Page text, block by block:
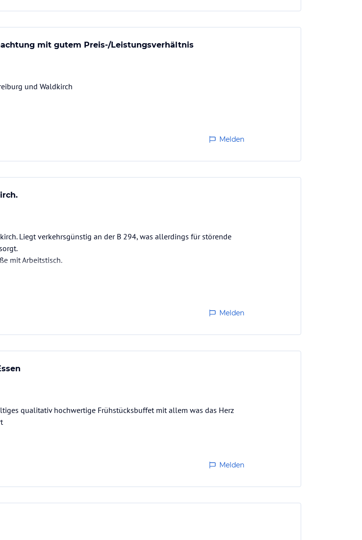
mit gutem Preis-/Leistungsverhältnis
und Waldkirch
Melden
Liegt verkehrsgünstig an der B 294, was allerdings für störende
mit Arbeitstisch.
Melden
qualitativ hochwertige Frühstücksbuffet mit allem was das Herz
Melden